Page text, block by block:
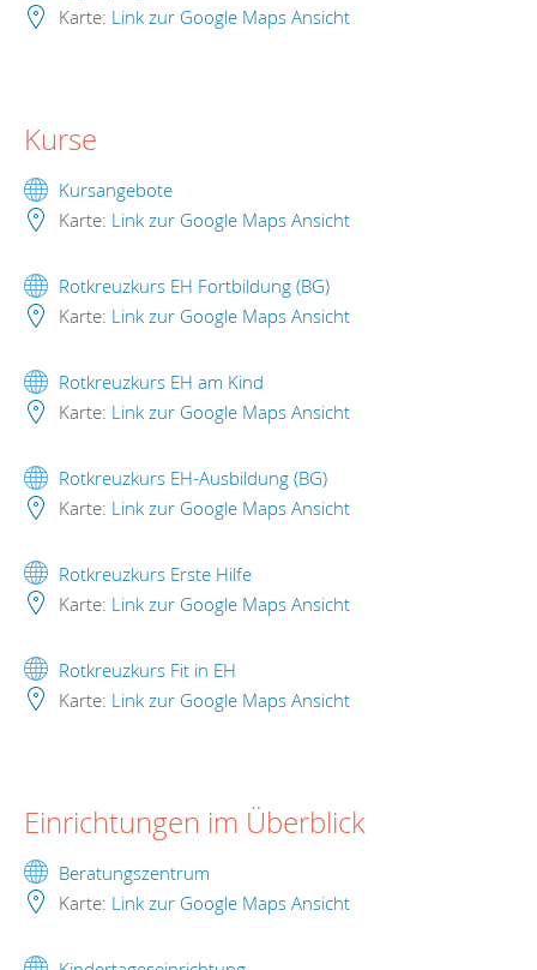
Karte: Link zur Google Maps Ansicht
Kurse
Kursangebote
Karte: Link zur Google Maps Ansicht
Rotkreuzkurs EH Fortbildung (BG)
Karte: Link zur Google Maps Ansicht
Rotkreuzkurs EH am Kind
Karte: Link zur Google Maps Ansicht
Rotkreuzkurs EH-Ausbildung (BG)
Karte: Link zur Google Maps Ansicht
Rotkreuzkurs Erste Hilfe
Karte: Link zur Google Maps Ansicht
Rotkreuzkurs Fit in EH
Karte: Link zur Google Maps Ansicht
Einrichtungen im Überblick
Beratungszentrum
Karte: Link zur Google Maps Ansicht